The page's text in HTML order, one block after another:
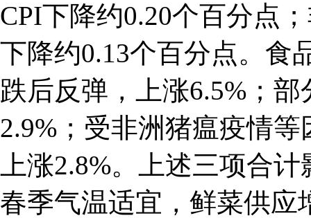
CPI下降约0.20个百分点
下降约0.13个百分点。食
跌后反弹，上涨6.5%；
2.9%；受非洲猪瘟疫情
上涨2.8%。上述三项合
春季气温适宜，鲜菜供应